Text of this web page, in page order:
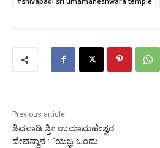
Previous article
ಶಿವಪಾಡಿ ಶ್ರೀ ಉಮಾಮಹೇಶ್ವರ
ದೇವಸ್ಥಾನ : “ಯಜ್ಞ ಒಂದು